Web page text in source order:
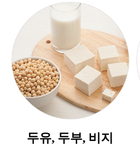
두유, 두부, 비지